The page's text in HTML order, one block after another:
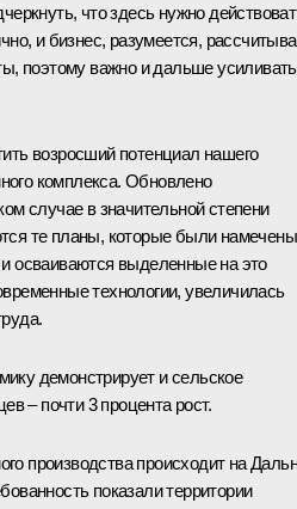
что здесь нужно
и бизнес, разумеется,
поэтому важно и дальше
возросший потенциал нашего
комплекса. Обновлено
случае в значительной степени
те планы, которые были намечены
осваиваются выделенные на это
технологии, увеличилась
демонстрирует и сельское
– почти 3 процента рост.
производства происходит на
показали территории